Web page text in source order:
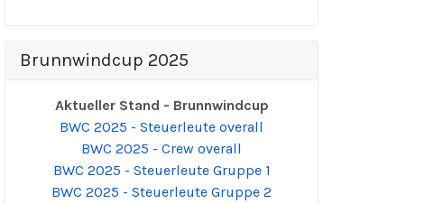
Brunnwindcup 2025
Aktueller Stand - Brunnwindcup
BWC 2025 - Steuerleute overall
BWC 2025 - Crew overall
BWC 2025 - Steuerleute Gruppe 1
BWC 2025 - Steuerleute Gruppe 2